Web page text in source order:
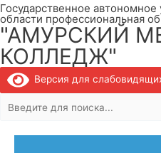
Государственное
области профессиональная
"АМУРСКИЙ
КОЛЛЕДЖ"
Версия для